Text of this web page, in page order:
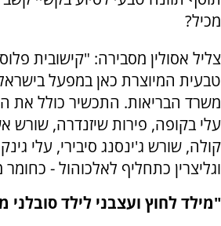
מכיל?
טבעית המיוצרת כאן במפעל
משרד הבריאות. התכשיר כולל את
עלי בקופה, פירות שיזנדרה, שורש
קולה, שורש ג'ינסנג סיבירי, עלי
וגליצרין כתחליף לאלכוהול -
"מילד לחוץ ועצבני לילד סובלני